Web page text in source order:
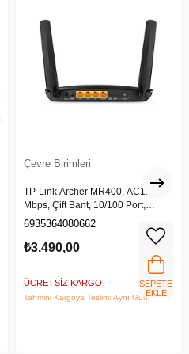
Çevre Birimleri
TP-Link Archer MR400, AC1200
Mbps, Çift Bant, 10/100 Port,
4G/3G SIM Yuvası, Kablosuz 4G
6935364080662
₺3.490,00
ÜCRETSIZ KARGO
Tahmini Kargoya Teslim: Aynı Gün
SEPETE
EKLE